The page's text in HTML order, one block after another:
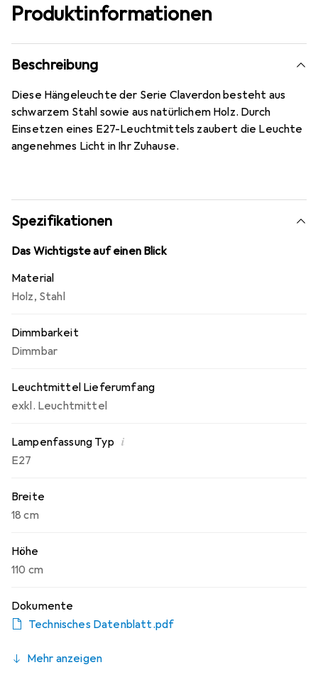
Produktinformationen
Beschreibung
Diese Hängeleuchte der Serie Claverdon besteht aus
schwarzem Stahl sowie aus natürlichem Holz. Durch
Einsetzen eines E27-Leuchtmittels zaubert die Leuchte
angenehmes Licht in Ihr Zuhause.
Spezifikationen
Das Wichtigste auf einen Blick
Material
Holz, Stahl
Dimmbarkeit
Dimmbar
Leuchtmittel Lieferumfang
exkl. Leuchtmittel
Lampenfassung Typ i
E27
Breite
18 cm
Höhe
110 cm
Dokumente
Technisches Datenblatt.pdf
Mehr anzeigen